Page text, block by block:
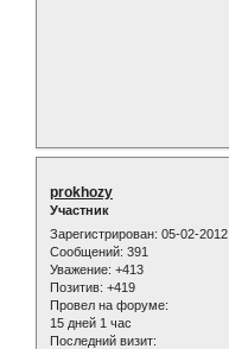
prokhozy
Участник
Зарегистрирован: 05-02-2012
Сообщений: 391
Уважение: +413
Позитив: +419
Провел на форуме:
15 дней 1 час
Последний визит: